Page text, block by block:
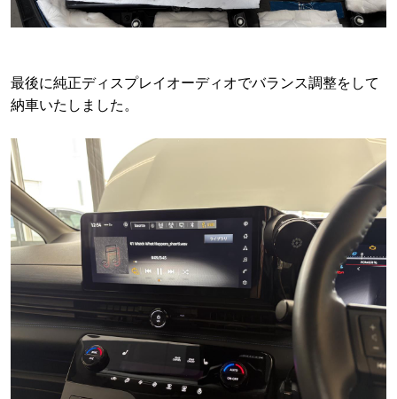
最後に純正ディスプレイオーディオでバランス調整をして
納車いたしました。